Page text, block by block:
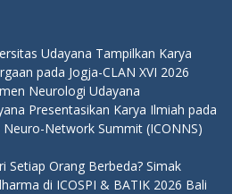
Udayana Tampilkan Karya
pada Jogja-CLAN XVI 2026
Neurologi Udayana
Presentasikan Karya Ilmiah pada
Network Summit (ICONNS)
Setiap Orang Berbeda? Simak
di ICOSPI & BATIK 2026 Bali